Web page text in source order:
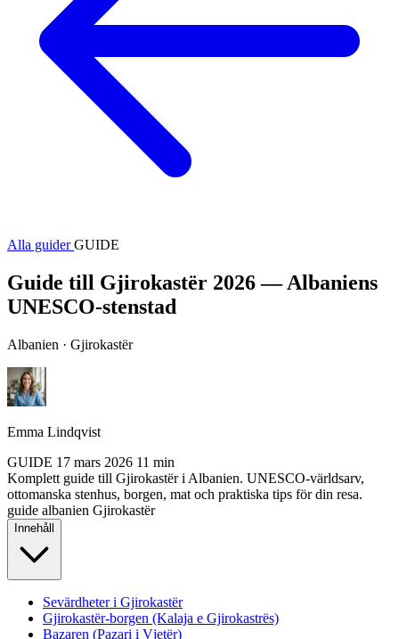
Alla guiderGUIDE
Guide till Gjirokastër 2026 — Albaniens
UNESCO-stenstad
Albanien · Gjirokastër
Emma Lindqvist
GUIDE 17 mars 2026 11 min
Komplett guide till Gjirokastër i Albanien. UNESCO-världsarv,
ottomanska stenhus, borgen, mat och praktiska tips för din resa.
guide albanien Gjirokastër
Innehåll
Sevärdheter i Gjirokastër
Gjirokastër-borgen (Kalaja e Gjirokastrës)
Bazaren (Pazari i Vjetër)